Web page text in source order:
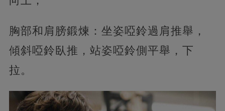
胸部和肩膀鍛煉：坐姿啞鈴過肩推舉，
傾斜啞鈴臥推，站姿啞鈴側平舉，下
拉。